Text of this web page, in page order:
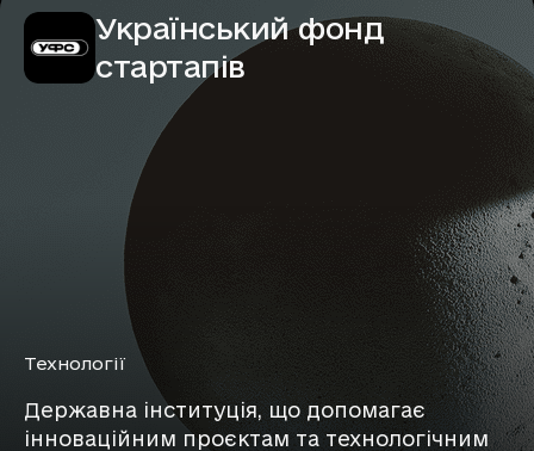
Український фонд
стартапів
Технології
Державна інституція, що допомагає
інноваційним проєктам та технологічним